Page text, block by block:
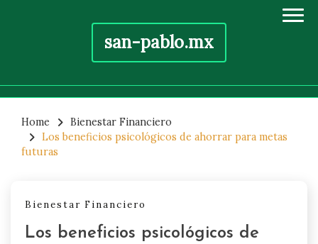
san-pablo.mx
content
Home
Bienestar Financiero
Los beneficios psicológicos de ahorrar para metas
futuras
Bienestar Financiero
Los beneficios psicológicos de